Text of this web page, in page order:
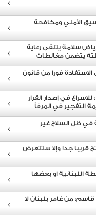
الأمني ومكافحة
رياض سلامة يتلقى رعاية
يتضمن مغالطات
فورا من قانون
في إصدار القرار
التفجير في المرفأ
في ظل السلاح غير
قريبا جدا وإلا ستتعرض
اللبنانية او بعضها
من غامر بلبنان لا